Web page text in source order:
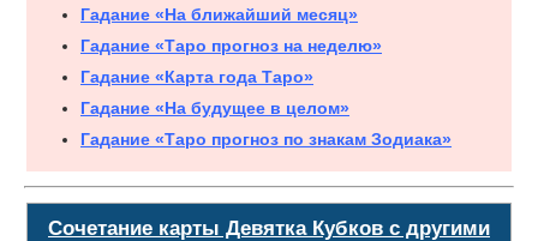
Гадание «На ближайший месяц»
Гадание «Таро прогноз на неделю»
Гадание «Карта года Таро»
Гадание «На будущее в целом»
Гадание «Таро прогноз по знакам Зодиака»
Сочетание карты Девятка Кубков с другими